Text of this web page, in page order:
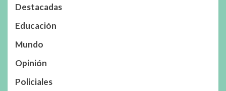
Destacadas
Educación
Mundo
Opinión
Policiales